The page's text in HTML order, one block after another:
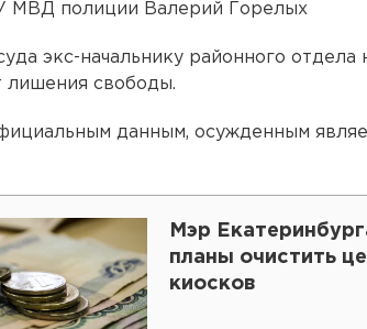
МВД полиции Валерий Горелых
экс-начальнику районного отдела
лишения свободы.
данным, осужденным
Мэр
планы очистить
киосков